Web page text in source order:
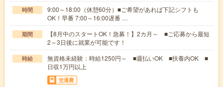
時間
9:00～18:00（休憩60分）■ご希望があれば下記シフトも
OK！早番 7:00～16:00遅番 …
期間
【8月中のスタートOK！急募！】2カ月～ ■ご応募から最短
2～3日後に就業が可能です！
時給
無資格未経験：時給1250円～ ■週払いOK ■扶養内OK ■
日収1万円以上
交通費